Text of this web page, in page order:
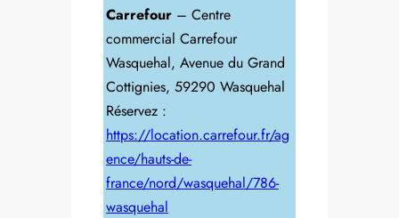
Carrefour – Centre
commercial Carrefour
Wasquehal, Avenue du Grand
Cottignies, 59290 Wasquehal
Réservez :
https://location.carrefour.fr/ag
ence/hauts-de-
france/nord/wasquehal/786-
wasquehal